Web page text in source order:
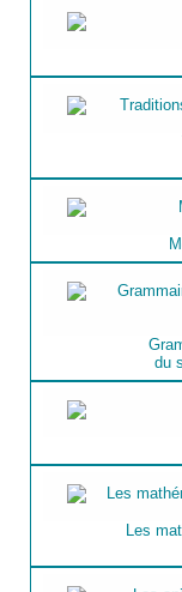
du
Les